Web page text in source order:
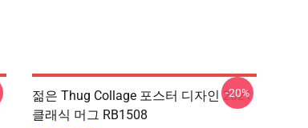
젊은 Thug Collage 포스터 디자인 2021
클래식 머그 RB1508
-20%